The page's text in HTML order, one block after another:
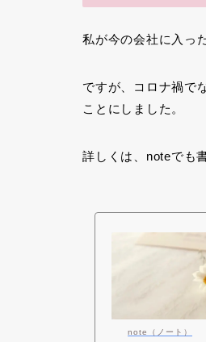
私が今の会社に入っ
ですが、コロナ禍で
ことにしました。
詳しくは、noteでも
note（ノート）